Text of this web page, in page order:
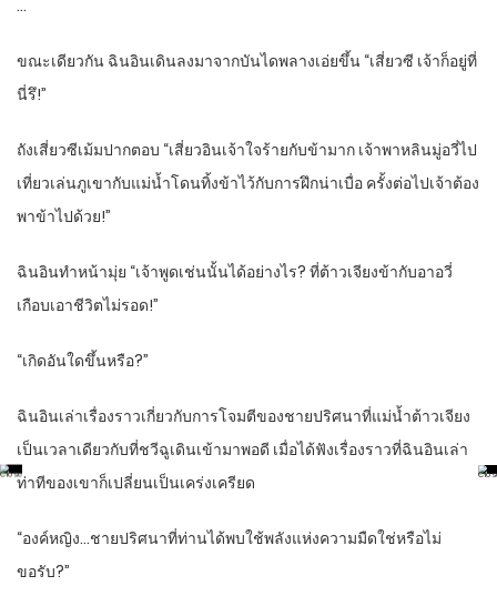
…
ขณะเดียวกัน ฉินอินเดินลงมาจากบันไดพลางเอ่ยขึ้น “เสี่ยวซี เจ้าก็อยู่ที่
นี่รึ!”
ถังเสี่ยวซีเม้มปากตอบ “เสี่ยวอินเจ้าใจร้ายกับข้ามาก เจ้าพาหลินมู่อวี่ไป
เที่ยวเล่นภูเขากับแม่น้ำโดนทิ้งข้าไว้กับการฝึกน่าเบื่อ ครั้งต่อไปเจ้าต้อง
พาข้าไปด้วย!”
ฉินอินทำหน้ามุ่ย “เจ้าพูดเช่นนั้นได้อย่างไร? ที่ต้าวเจียงข้ากับอาอวี่
เกือบเอาชีวิตไม่รอด!”
“เกิดอันใดขึ้นหรือ?”
ฉินอินเล่าเรื่องราวเกี่ยวกับการโจมตีของชายปริศนาที่แม่น้ำต้าวเจียง
เป็นเวลาเดียวกับที่ชวีฉูเดินเข้ามาพอดี เมื่อได้ฟังเรื่องราวที่ฉินอินเล่า
ท่าทีของเขาก็เปลี่ยนเป็นเคร่งเครียด
“องค์หญิง…ชายปริศนาที่ท่านได้พบใช้พลังแห่งความมืดใช่หรือไม่
ขอรับ?”